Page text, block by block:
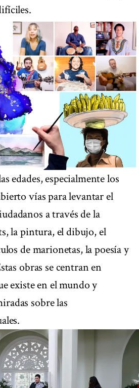
edades, especialmente los
vías para levantar el
a través de la
la pintura, el dibujo, el
de marionetas, la poesía y
obras se centran en
existe en el mundo y
sobre las